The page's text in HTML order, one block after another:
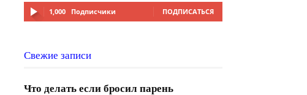
1,000 Подписчики ПОДПИСАТЬСЯ
Свежие записи
Что делать если бросил парень